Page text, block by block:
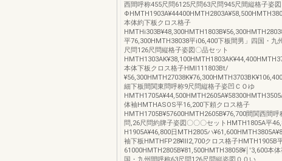
西間呼称455尺問6125尺問63尺問945尺間縦格子姿
本体約下板クロス格子
平76,300HMTH38038平i06,400下板間男」四国・九
尺問126尺問縦格子姿図〇品セット
本体下板クロス格子HMI111803Bt/
細下板間関東問呼称9尺問縦格子姿凹ＣＯゆ
体袖HMTHASOS平16,200下頼クロス格子
HMTH1705B¥57600HMTH2605B¥76,700間関西間呼
問,26尺問約牌子姿図〇〇〇セットHMTH1805A平
H1905A¥46,800日MTH2805ハ
袖下板HMTHFP28¥Ⅲ2,700クロス格子HMTH1905B
61000HMTH2805B¥81,500HMTH38058¥￨'3,600本体